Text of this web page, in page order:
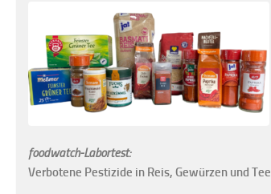
foodwatch-Labortest:
Verbotene Pestizide in Reis, Gewürzen und Tee